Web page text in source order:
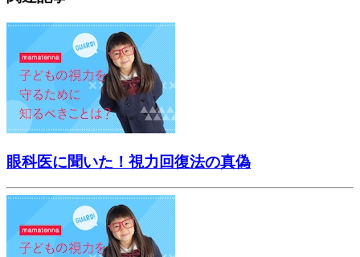
眼科医に聞いた！視力回復法の真偽